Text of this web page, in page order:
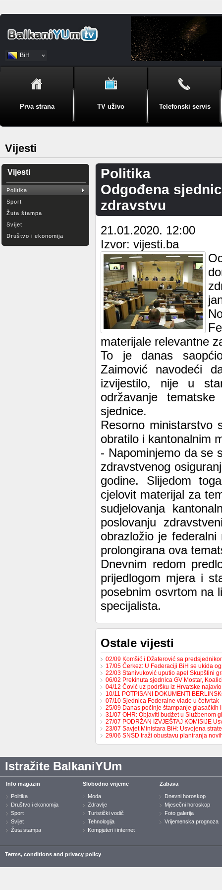
BiH
Srpski
Prva strana TV uživo Telefonski servis
Vijesti
Vijesti
Politika
Sport
Žuta štampa
Svijet
Društvo i ekonomija
Politika
Odgođena
zdravstvu
21.01.2020. 12:00
Izvor: vijesti.ba
materijale relevantne
To je danas
Zaimović navodeći
izvijestilo, nije u
održavanje
sjednice.
Resorno ministarstvo
obratilo i kantonalnim
- Napominjemo da se
zdravstvenog
godine. Slijedom
cjelovit materijal za
sudjelovanja
poslovanju
obrazložio je
prolongirana ova
Dnevnim redom
prijedlogom mjera i
posebnim osvrtom na
specijalista.
Ostale vijesti
02/09 Komšić i Džaferović sa
17/05 Čerkez: U Federaciji BiH se ukida
22/03 Stanivuković uputio apel Skupštini
06/02 Prekinuta sjednica GV Mostar,
04/12 Čović uz podršku iz Hrvatske
10/11 POTPISANI DOKUMENTI
07/10 Sjednica Federalne vlade u četvrtak
25/09 Danas počinje štampanje glasačkih
31/07 OHR: Objaviti budžet u Službenom
27/07 PODRŽAN IZVJEŠTAJ KOMISIJE
23/07 Savjet Ministara BiH: Usvojena
29/06 SNSD traži obustavu planiranja
Istražite BalkaniYUm
Info magazin
Politika
Društvo i ekonomija
Sport
Svijet
Žuta stampa
Slobodno vrijeme
Moda
Zdravlje
Turistički vodič
Tehnologija
Kompjuteri i internet
Zabava
Dnevni horoskop
Mjesečni horoskop
Foto galerija
Vrijemenska prognoza
Terms, conditions and privacy policy